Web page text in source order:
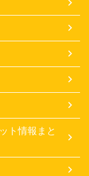
ト情報まと